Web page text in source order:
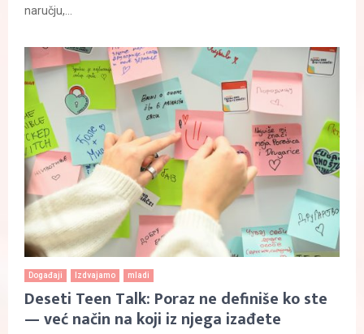
naručju,...
Događaji Izdvajamo mladi
Deseti Teen Talk: Poraz ne definiše ko ste
— već način na koji iz njega izađete